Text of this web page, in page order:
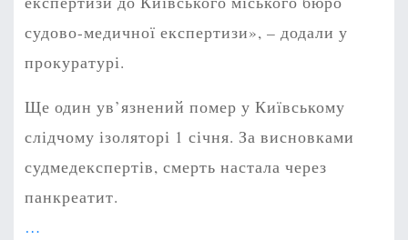
судово-медичної експертизи», – додали у
прокуратурі.
Ще один ув’язнений помер у Київському
слідчому ізоляторі 1 січня. За висновками
судмедекспертів, смерть настала через
панкреатит.
…